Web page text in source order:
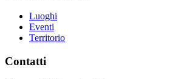
Luoghi
Eventi
Territorio
Contatti